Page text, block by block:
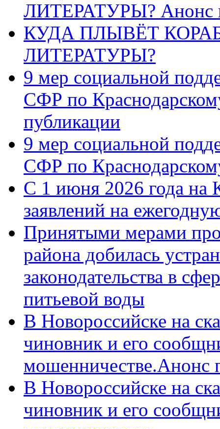
ЛИТЕРАТУРЫ? Анонс
КУДА ПЛЫВЁТ
ЛИТЕРАТУРЫ?
9 мер социальной
СФР по
публикации
9 мер социальной
СФР по
С 1 июня 2026 года на
заявлений на
Принятыми мерами
района добилась
законодательства в
питьевой воды
В Новороссийске на
чиновник и его
мошенничестве.Анонс
В Новороссийске на
чиновник и его